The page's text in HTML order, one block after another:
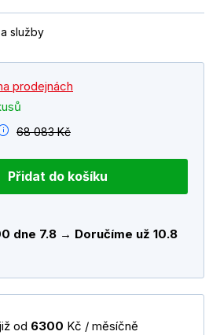
služby
prodejnách
68 083 Kč
Přidat do košíku
dne 7.8 → Doručíme už 10.8
od 6300 Kč / měsíčně